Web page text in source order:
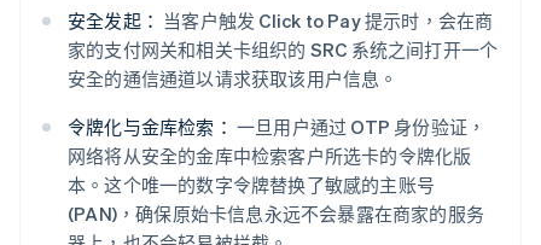
安全发起： 当客户触发 Click to Pay 提示时，会在商
家的支付网关和相关卡组织的 SRC 系统之间打开一个
安全的通信通道以请求获取该用户信息。
令牌化与金库检索： 一旦用户通过 OTP 身份验证，
网络将从安全的金库中检索客户所选卡的令牌化版
本。这个唯一的数字令牌替换了敏感的主账号
(PAN)，确保原始卡信息永远不会暴露在商家的服务